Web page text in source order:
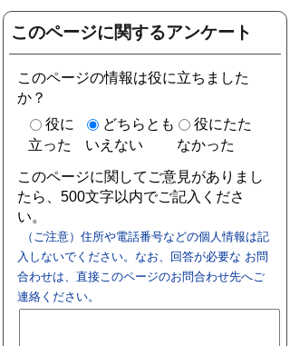
このページに関するアンケート
このページの情報は役に立ちました
か？
役に
立った
どちらとも
いえない
役にたた
なかった
このページに関してご意見がありまし
たら、500文字以内でご記入くださ
い。
（ご注意）住所や電話番号などの個人情報は記
入しないでください。なお、回答が必要な お問
合わせは、直接このページのお問合わせ先へご
連絡ください。